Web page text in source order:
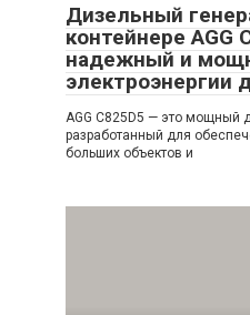
Дизельный
контейнере AGG
надежный и
электроэнергии
AGG C825D5 — это мощный
разработанный для
больших объектов и